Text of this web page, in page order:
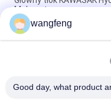
Małe usta
Elektryczna DH300-5
9TCM KAWASAK
Praktyczne główne
wangfeng
Good day, what product